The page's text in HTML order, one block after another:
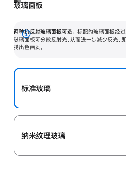
玻璃面板
两种抗反射玻璃面板可选。 标配的玻璃面板经过
玻璃面板可分散反射光，从而进一步减少反光，
持出色画质。
展
开
标准玻璃
纳米纹理玻璃